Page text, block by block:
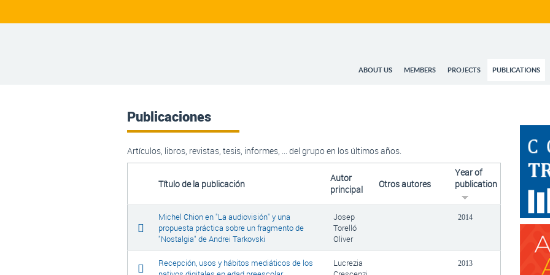
ABOUT US MEMBERS PROJECTS PUBLICATIONS
Publicaciones
Artículos, libros, revistas, tesis, informes, ... del grupo en los últimos años.
Título de la publicación
Autor
principal
Otros autores
Year of
publication
Michel Chion en "La audiovisión" y una
propuesta práctica sobre un fragmento de
"Nostalgia" de Andrei Tarkovski
Josep
Torelló
Oliver
2014
Recepción, usos y hábitos mediáticos de los
Lucrezia
2013